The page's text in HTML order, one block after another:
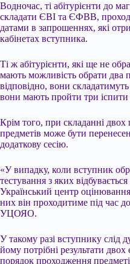
Водночас, ті абітурієнти до
складати ЄВІ та ЄФВВ,
датами в запрошеннях, які
кабінетах вступника.
Ті ж абітурієнти, які ще не
мають можливість обрати два
відповідно, вони складатимуть
вони мають пройти три іспити
Крім того, при складанні
предметів може бути
додаткову сесію.
«У випадку, коли вступник
тестування з яких
Український центр оцінювання
них він проходитиме під час
УЦОЯО.
У такому разі вступнику слід
йому потрібні результати
порядок проходження